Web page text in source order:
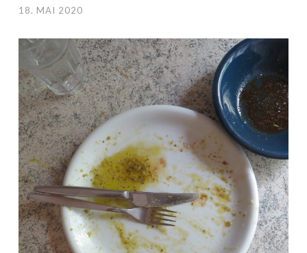
18. MAI 2020